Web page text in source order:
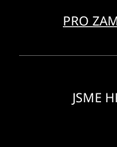
PRO
JSME